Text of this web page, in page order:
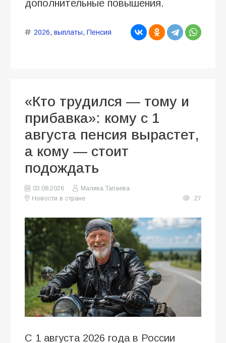
дополнительные повышения.
2026, выплаты, Пенсия
«Кто трудился — тому и
прибавка»: кому с 1
августа пенсия вырастет,
а кому — стоит
подождать
03.08.2026
Малика Тапаева
Новости в стране
27
С 1 августа 2026 года в России